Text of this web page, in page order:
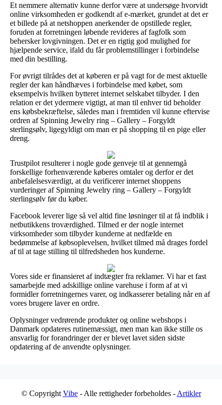
Et nemmere alternativ kunne derfor være at undersøge hvorvidt
online virksomheden er godkendt af e-mærket, grundet at det er
et billede på at netshoppen anerkender de opstillede regler,
foruden at forretningen løbende revideres af fagfolk som
behersker lovgivningen. Det er en rigtig god mulighed for
hjælpende service, ifald du får problemstillinger i forbindelse
med din bestilling.
For øvrigt tilrådes det at køberen er på vagt for de mest aktuelle
regler der kan håndhæves i forbindelse med købet, som
eksempelvis hvilken bytteret internet selskabet tilbyder. I den
relation er det ydermere vigtigt, at man til enhver tid beholder
ens købsbekræftelse, således man i fremtiden vil kunne eftervise
ordren af Spinning Jewelry ring – Gallery – Forgyldt
sterlingsølv, ligegyldigt om man er på shopping til en pige eller
dreng.
Trustpilot resulterer i nogle gode genveje til at gennemgå
forskellige forhenværende køberes omtaler og derfor er det
anbefalelsesværdigt, at du verificerer internet shoppens
vurderinger af Spinning Jewelry ring – Gallery – Forgyldt
sterlingsølv før du køber.
Facebook leverer lige så vel altid fine løsninger til at få indblik i
netbutikkens troværdighed. Tilmed er der nogle internet
virksomheder som tilbyder kunderne at nedfælde en
bedømmelse af købsoplevelsen, hvilket tilmed må drages fordel
af til at tage stilling til tilfredsheden hos kunderne.
Vores side er finansieret af indtægter fra reklamer. Vi har et fast
samarbejde med adskillige online varehuse i form af at vi
formidler forretningernes varer, og indkasserer betaling når en af
vores brugere laver en ordre.
Oplysninger vedrørende produkter og online webshops i
Danmark opdateres rutinemæssigt, men man kan ikke stille os
ansvarlig for forandringer der er blevet lavet siden sidste
opdatering af de anvendte oplysninger.
© Copyright Vibe- Alle rettigheder forbeholdes - Artikler